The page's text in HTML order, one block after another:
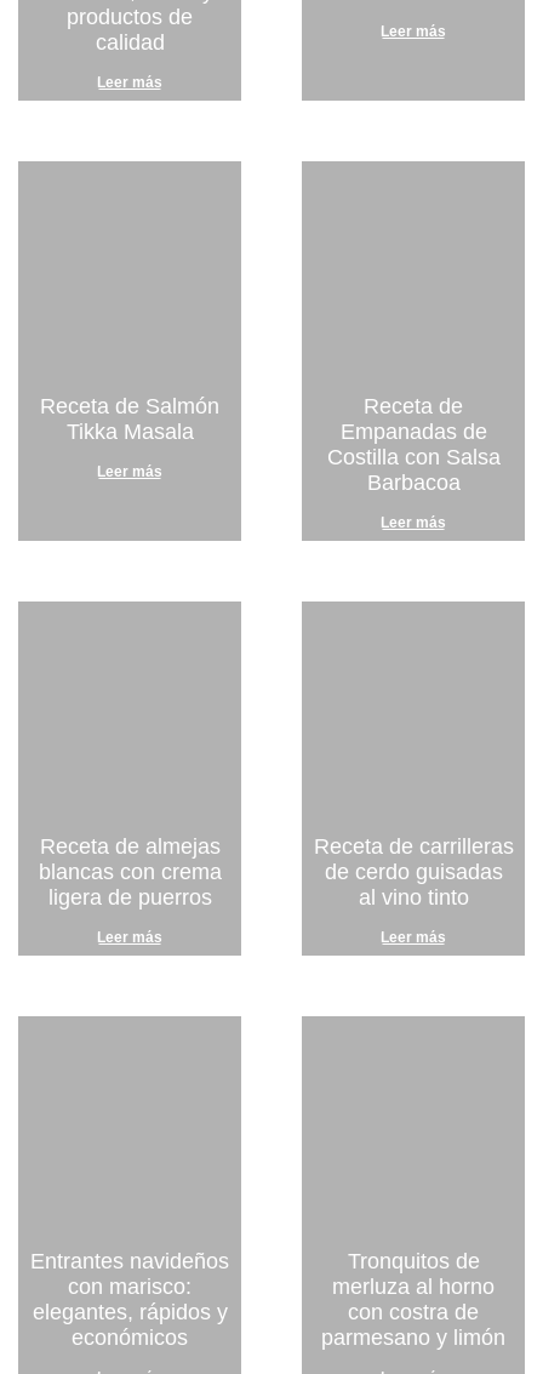
productos de
calidad
Leer más
Leer más
Receta de Salmón
Tikka Masala
Leer más
Receta de
Empanadas de
Costilla con Salsa
Barbacoa
Leer más
Receta de almejas
blancas con crema
ligera de puerros
Leer más
Receta de carrilleras
de cerdo guisadas
al vino tinto
Leer más
Entrantes navideños
con marisco:
elegantes, rápidos y
económicos
Tronquitos de
merluza al horno
con costra de
parmesano y limón